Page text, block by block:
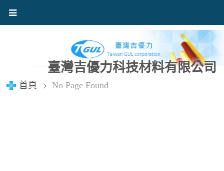
臺灣吉優力科技材料有限公司
首頁 No Page Found